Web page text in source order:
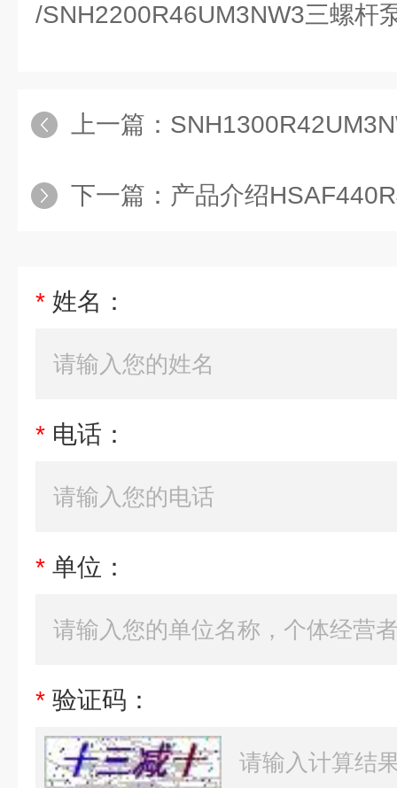
/SNH2200R46UM3NW3三螺杆
上一篇：
下一篇： 产品介绍
* 姓名：
* 电话：
* 单位：
* 验证码：